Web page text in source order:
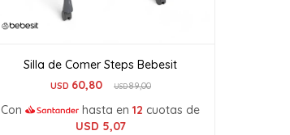
Silla de Comer Steps Bebesit
USD 60,80 USD89,00
Con hasta en12 cuotas de
USD 5,07